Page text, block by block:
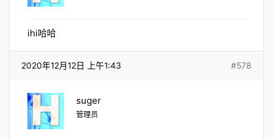
ihi哈哈
2020年12月12日 上午1:43 #578
suger
管理员